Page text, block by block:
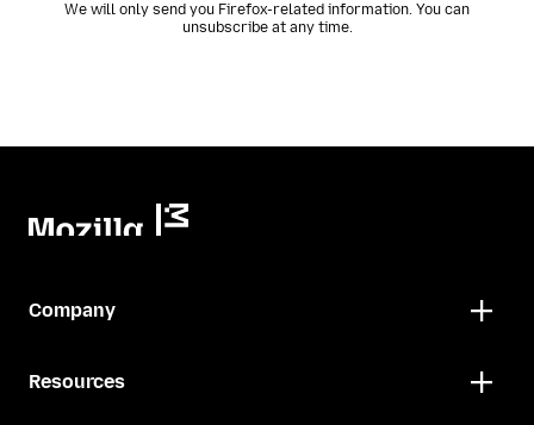
We will only send you Firefox-related information. You can
unsubscribe at any time.
Company
Resources